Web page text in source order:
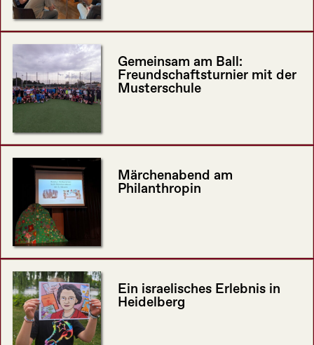
Gemeinsam am Ball:
Freundschaftsturnier mit der
Musterschule
Märchenabend am
Philanthropin
Ein israelisches Erlebnis in
Heidelberg